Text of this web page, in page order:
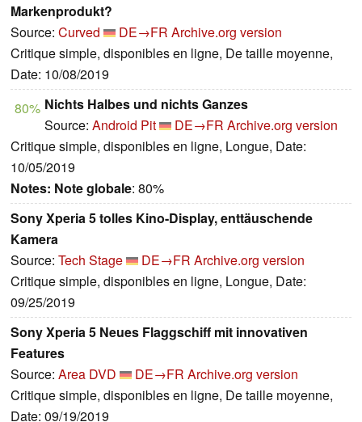
Markenprodukt?
Source: Curved DE→FR Archive.org version
Critique simple, disponibles en ligne, De taille moyenne,
Date: 10/08/2019
80% Nichts Halbes und nichts Ganzes
Source: Android Pit DE→FR Archive.org version
Critique simple, disponibles en ligne, Longue, Date:
10/05/2019
Notes: Note globale: 80%
Sony Xperia 5 tolles Kino-Display, enttäuschende
Kamera
Source: Tech Stage DE→FR Archive.org version
Critique simple, disponibles en ligne, Longue, Date:
09/25/2019
Sony Xperia 5 Neues Flaggschiff mit innovativen
Features
Source: Area DVD DE→FR Archive.org version
Critique simple, disponibles en ligne, De taille moyenne,
Date: 09/19/2019